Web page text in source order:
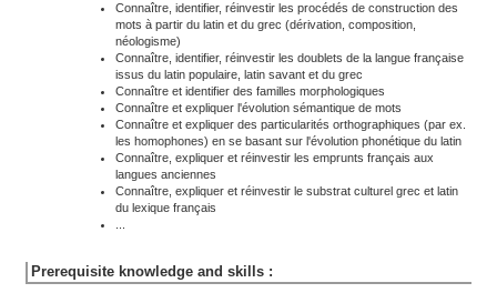
Connaître, identifier, réinvestir les procédés de construction des
mots à partir du latin et du grec (dérivation, composition,
néologisme)
Connaître, identifier, réinvestir les doublets de la langue française
issus du latin populaire, latin savant et du grec
Connaître et identifier des familles morphologiques
Connaître et expliquer l'évolution sémantique de mots
Connaître et expliquer des particularités orthographiques (par ex.
les homophones) en se basant sur l'évolution phonétique du latin
Connaître, expliquer et réinvestir les emprunts français aux
langues anciennes
Connaître, expliquer et réinvestir le substrat culturel grec et latin
du lexique français
Prerequisite knowledge and skills :